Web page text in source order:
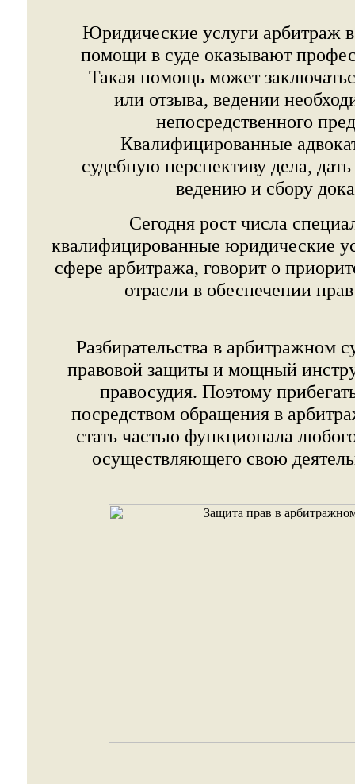
Юридические услуги арбитраж
помощи в суде оказывают
Такая помощь может
или отзыва, ведении
непосредственного
Квалифицированные
судебную перспективу дела,
ведению и сбору
Сегодня рост числа
квалифицированные юридические
сфере арбитража, говорит о
отрасли в обеспечении
Разбирательства в арбитражном
правовой защиты и мощный
правосудия. Поэтому
посредством обращения в
стать частью функционала
осуществляющего свою